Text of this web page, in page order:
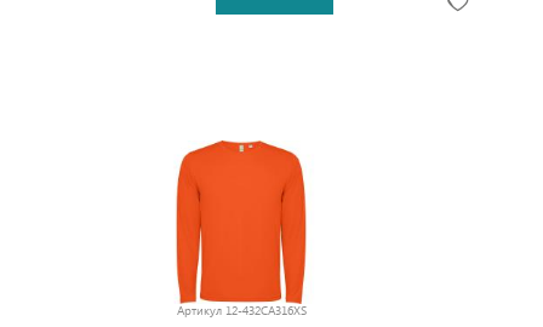
Артикул 12-432CA316XS